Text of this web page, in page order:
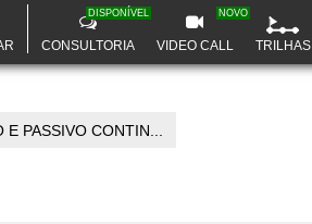
CONSULTORIA
DISPONÍVEL
VIDEO CALL
NOVO
TRILHAS
E PASSIVO CONTIN...